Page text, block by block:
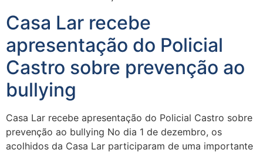
Casa Lar recebe
apresentação do Policial
Castro sobre prevenção ao
bullying
Casa Lar recebe apresentação do Policial Castro sobre
prevenção ao bullying No dia 1 de dezembro, os
acolhidos da Casa Lar participaram de uma importante